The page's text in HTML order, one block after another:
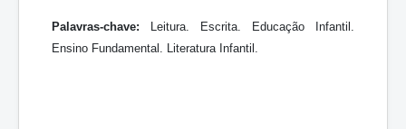
Palavras-chave: Leitura. Escrita. Educação Infantil.
Ensino Fundamental. Literatura Infantil.